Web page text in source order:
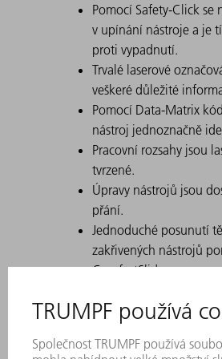
Pomocí Safety-Click se
v upínání nástroje a je
proti vypadnutí.
Trvalé laserové
veškeré důležité
Pomocí Data-Matrix
nástroj jednoznačně
Pracovní rozsahy jsou
tvrzené.
Úpravy nástrojů jsou
přání.
Jednoduché posunutí
zakřivených nástrojů
ComfortSlide
vhodné pro U-díly
použijte nástroj s